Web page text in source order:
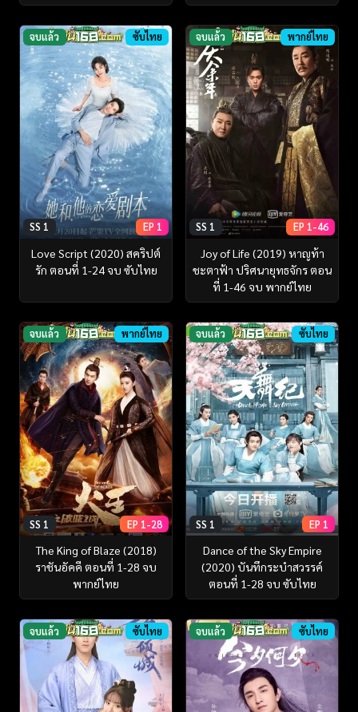
จบแล้ว ซับไทย
SS 1 EP 1
Love Script (2020) สคริปต์
รัก ตอนที่ 1-24 จบ ซับไทย
จบแล้ว พากย์ไทย
SS 1 EP 1-46
Joy of Life (2019) หาญท้า
ชะตาฟ้า ปริศนายุทธจักร ตอน
ที่ 1-46 จบ พากย์ไทย
จบแล้ว พากย์ไทย
SS 1 EP 1-28
The King of Blaze (2018)
ราชันอัคคี ตอนที่ 1-28 จบ
พากย์ไทย
จบแล้ว ซับไทย
SS 1 EP 1
Dance of the Sky Empire
(2020) บันทึกระบำสวรรค์
ตอนที่ 1-28 จบ ซับไทย
จบแล้ว ซับไทย จบแล้ว ซับไทย